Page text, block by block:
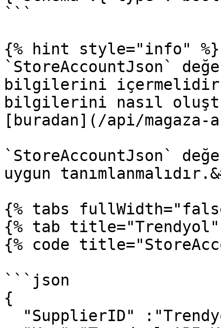
```
{% hint style="info" %}
`StoreAccountJson`
bilgilerini içermelidir.
bilgilerini nasıl
[buradan](/api/
`StoreAccountJson`
uygun
{% tabs
{% tab title="Trendyol"
{% code
```json
{